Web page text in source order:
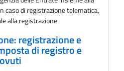
caso di registrazione telematica,
alla registrazione
registrazione e
di registro e